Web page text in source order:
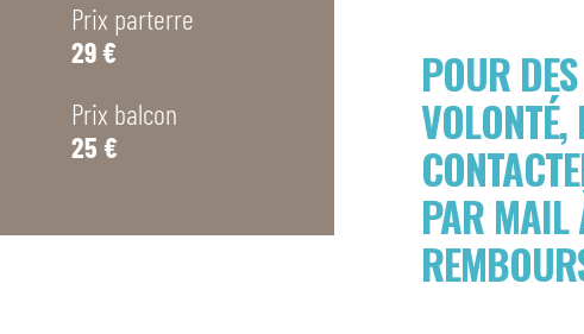
Prix parterre
29 €
Prix balcon
25 €
POUR
VOLONTÉ,
PAR MAIL